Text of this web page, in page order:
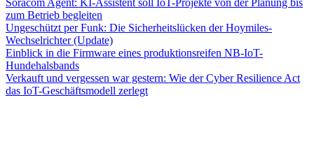
zum Betrieb begleiten
Ungeschützt per Funk: Die Sicherheitslücken der Hoymiles-
Wechselrichter (Update)
Einblick in die Firmware eines produktionsreifen NB-IoT-
Hundehalsbands
Verkauft und vergessen war gestern: Wie der Cyber Resilience Act
das IoT-Geschäftsmodell zerlegt